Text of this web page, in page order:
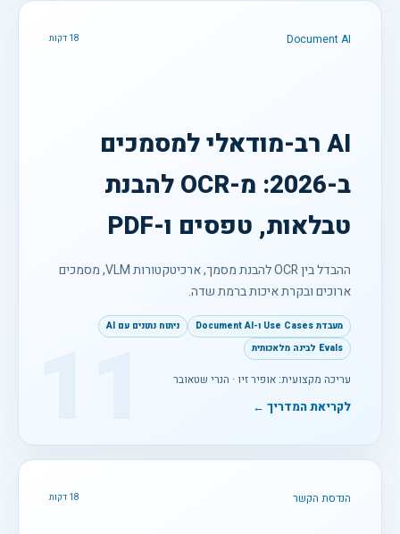
Document AI 18 דקות
AI רב-מודאלי למסמכים
ב-2026: מ-OCR להבנת
טבלאות, טפסים ו-PDF
ההבדל בין OCR להבנת מסמך, ארכיטקטורות VLM, מסמכים
ארוכים ובקרת איכות ברמת שדה.
מעבדת Use Cases ו-Document AI
ניתוח נתונים עם AI
Evals לבינה מלאכותית
עריכה מקצועית: אופיר זיו · הנרי שטאובר
לקריאת המדריך ←
הנדסת הקשר 18 דקות